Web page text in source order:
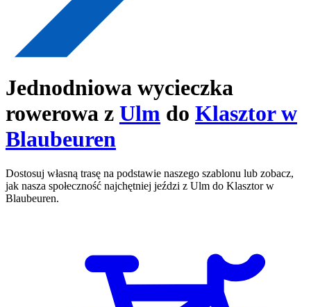
Jednodniowa wycieczka
rowerowa z Ulm do Klasztor w
Blaubeuren
Dostosuj własną trasę na podstawie naszego szablonu lub zobacz,
jak nasza społeczność najchętniej jeździ z Ulm do Klasztor w
Blaubeuren.